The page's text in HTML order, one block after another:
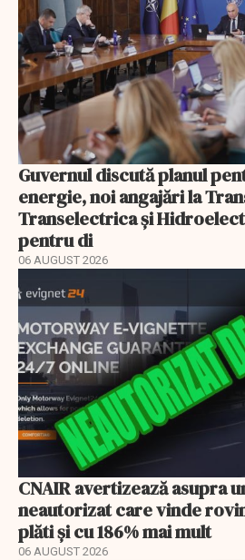
Guvernul discută planul
energie, noi angajări la
Transelectrica și
pentru di
06 AUGUST 2026
CNAIR avertizează asupra
neautorizat care vinde
plăti și cu 186% mai mult
06 AUGUST 2026